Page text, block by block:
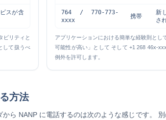
スが含
ビリティと
して扱うべ
764 / 770-773-
xxxx
携帯
新
さ
アプリケーションにおける簡単な経験則と
可能性が高い」として そして+1 268 46x-
例外を許可します。
方法
ら NANP に電話するのは次のような感じです。